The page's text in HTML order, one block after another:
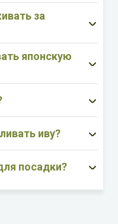
за
японскую
иву?
посадки?